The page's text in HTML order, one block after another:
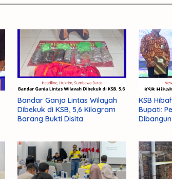
Bandar Ganja Lintas Wilayah
Dibekuk di KSB, 5,6 Kilogram
Barang Bukti Disita
KSB
Bupati: